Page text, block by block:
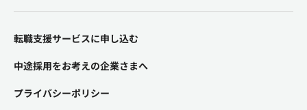
転職支援サービスに申し込む
中途採用をお考えの企業さまへ
プライバシーポリシー